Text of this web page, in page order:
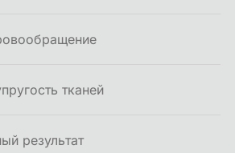
тканей
результат